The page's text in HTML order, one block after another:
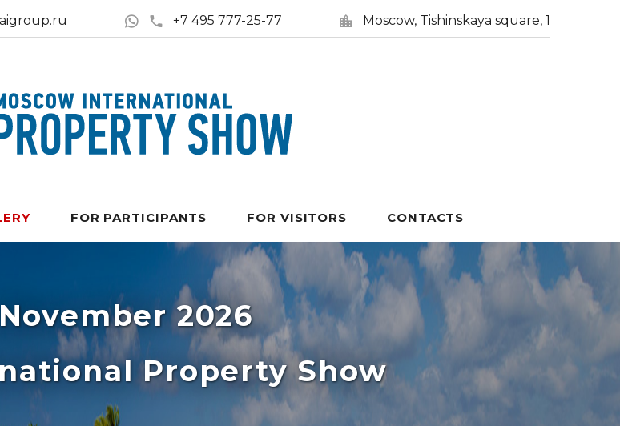
+7 495 777-25-77 Moscow, Tishinskaya square, 1
FOR PARTICIPANTS FOR VISITORS CONTACTS
2026
Property Show